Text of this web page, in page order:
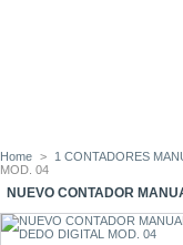
Home > 1 CONTADORES
MOD. 04
NUEVO CONTADOR